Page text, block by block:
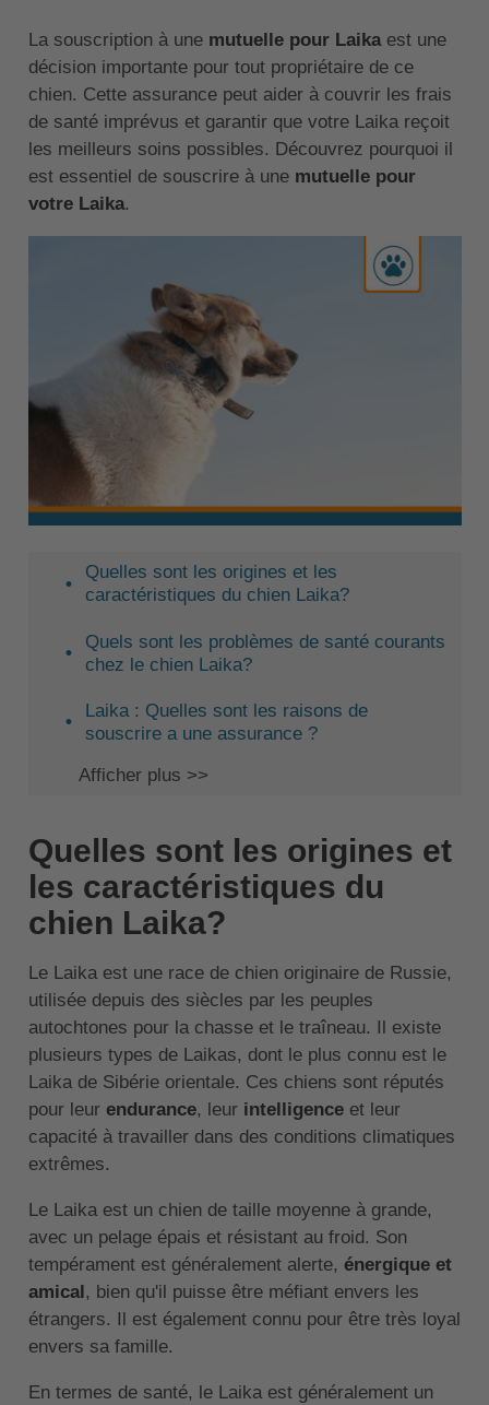
La souscription à une mutuelle pour Laikaest une
décision importante pour tout propriétaire de ce
chien. Cette assurance peut aider à couvrir les frais
de santé imprévus et garantir que votre Laika reçoit
les meilleurs soins possibles. Découvrez pourquoi il
est essentiel de souscrire à une mutuelle pour
votre Laika.
Quelles sont les origines et les
caractéristiques du chien Laika?
Quels sont les problèmes de santé courants
chez le chien Laika?
Laika : Quelles sont les raisons de
souscrire a une assurance ?
Afficher plus >>
Quelles sont les origines et
les caractéristiques du
chien Laika?
Le Laika est une race de chien originaire de Russie,
utilisée depuis des siècles par les peuples
autochtones pour la chasse et le traîneau. Il existe
plusieurs types de Laikas, dont le plus connu est le
Laika de Sibérie orientale. Ces chiens sont réputés
pour leur endurance, leur intelligenceet leur
capacité à travailler dans des conditions climatiques
extrêmes.
Le Laika est un chien de taille moyenne à grande,
avec un pelage épais et résistant au froid. Son
tempérament est généralement alerte, énergique et
amical , bien qu'il puisse être méfiant envers les
étrangers. Il est également connu pour être très loyal
envers sa famille.
En termes de santé, le Laika est généralement un